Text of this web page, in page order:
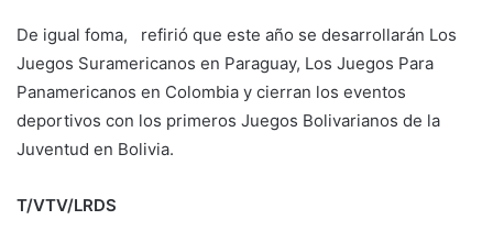
De igual foma, refirió que este año se desarrollarán Los
Juegos Suramericanos en Paraguay, Los Juegos Para
Panamericanos en Colombia y cierran los eventos
deportivos con los primeros Juegos Bolivarianos de la
Juventud en Bolivia.
T/VTV/LRDS